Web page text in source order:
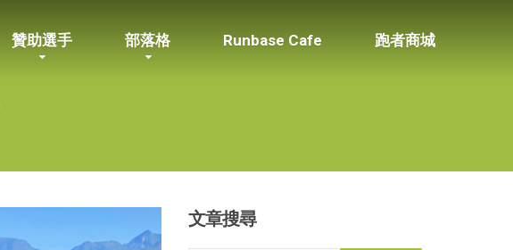
贊助選手 部落格 Runbase Cafe 跑者商城
文章搜尋